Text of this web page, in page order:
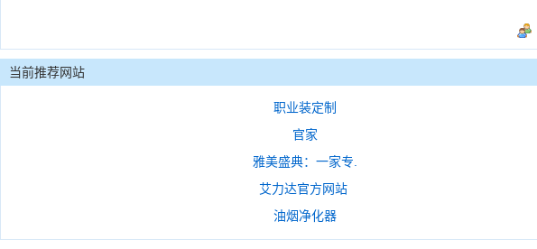
当前推荐网站
职业装定制
官家
雅美盛典：一家专.
艾力达官方网站
油烟净化器